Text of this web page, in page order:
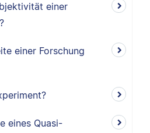
einer
einer Forschung
eines Quasi-